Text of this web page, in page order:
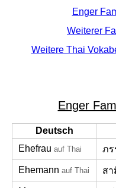
Enger
Weiterer
Weitere Thai
Enger
Deutsch
Ehefrau auf Thai ภร
Ehemann auf Thai สา